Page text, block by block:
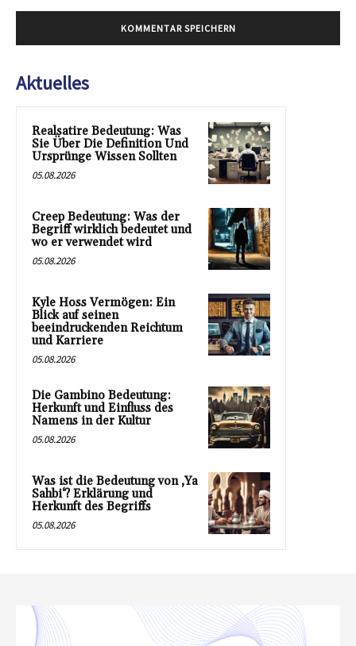
Aktuelles
Realsatire Bedeutung: Was
Sie Über Die Definition Und
Ursprünge Wissen Sollten
05.08.2026
Creep Bedeutung: Was der
Begriff wirklich bedeutet und
wo er verwendet wird
05.08.2026
Kyle Hoss Vermögen: Ein
Blick auf seinen
beeindruckenden Reichtum
und Karriere
05.08.2026
Die Gambino Bedeutung:
Herkunft und Einfluss des
Namens in der Kultur
05.08.2026
Was ist die Bedeutung von ‚Ya
Sahbi‘? Erklärung und
Herkunft des Begriffs
05.08.2026